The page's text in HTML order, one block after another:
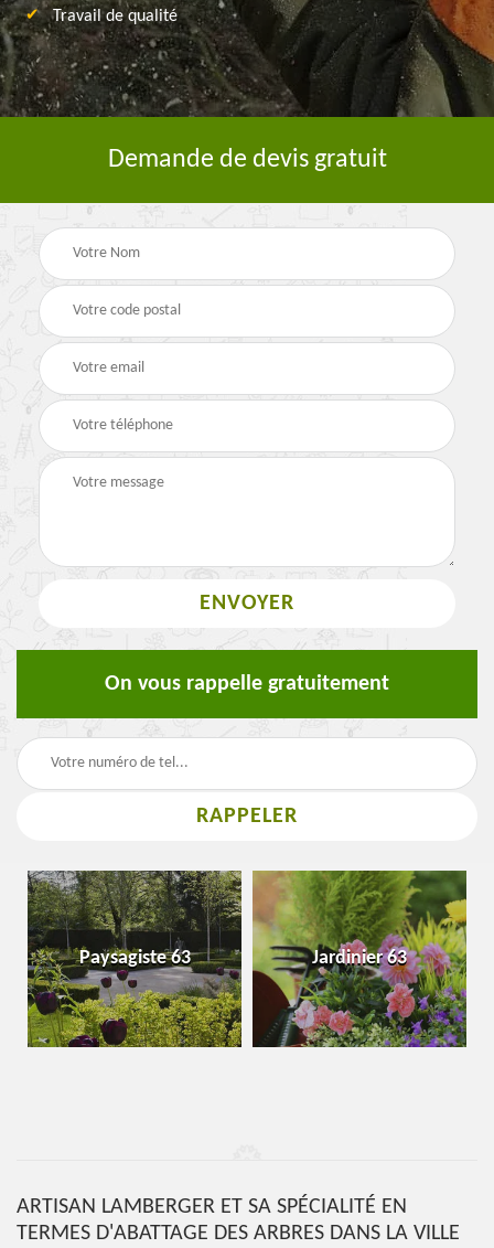
Travail de qualité
Demande de devis gratuit
On vous rappelle gratuitement
Paysagiste 63 Jardinier 63
ARTISAN LAMBERGER ET SA SPÉCIALITÉ EN
TERMES D'ABATTAGE DES ARBRES DANS LA VILLE